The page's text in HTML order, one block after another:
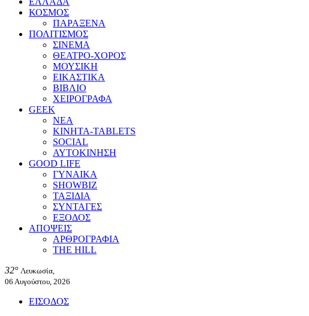
ΚΟΣΜΟΣ
ΠΑΡΑΞΕΝΑ
ΠΟΛΙΤΙΣΜΟΣ
ΣΙΝΕΜΑ
ΘΕΑΤΡΟ-ΧΟΡΟΣ
ΜΟΥΣΙΚΗ
ΕΙΚΑΣΤΙΚΑ
ΒΙΒΛΙΟ
ΧΕΙΡΟΓΡΑΦΑ
GEEK
ΝΕΑ
ΚΙΝΗΤΑ-TABLETS
SOCIAL
ΑΥΤΟΚΙΝΗΣΗ
GOOD LIFE
ΓΥΝΑΙΚΑ
SHOWBIZ
ΤΑΞΙΔΙΑ
ΣΥΝΤΑΓΕΣ
ΕΞΟΔΟΣ
ΑΠΟΨΕΙΣ
ΑΡΘΡΟΓΡΑΦΙΑ
THE HILL
32° Λευκωσία,
06 Αυγούστου, 2026
ΕΙΣΟΔΟΣ